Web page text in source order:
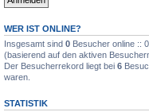
WER IST ONLINE?
Insgesamt sind 0 Besucher online ::
(basierend auf den aktiven
Der Besucherrekord liegt bei 6
waren.
STATISTIK